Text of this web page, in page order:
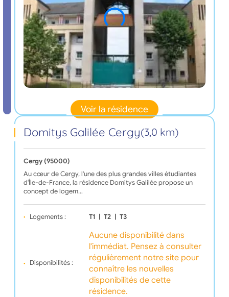
Voir la résidence
Domitys Galilée Cergy(3,0 km)
Cergy (95000)
Au cœur de Cergy, l'une des plus grandes villes étudiantes
d'Île-de-France, la résidence Domitys Galilée propose un
concept de logem…
Logements : T1 | T2 | T3
Disponibilités :
Aucune disponibilité dans
l'immédiat. Pensez à consulter
régulièrement notre site pour
connaître les nouvelles
disponibilités de cette
résidence.